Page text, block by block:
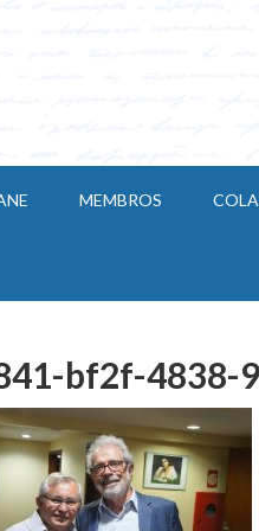
MEMBROS
bf2f-4838-